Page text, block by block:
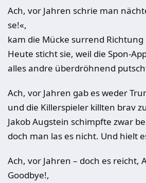
Ach, vor Jahren schrie man
se!«,
kam die Mücke surrend
Heute sticht sie, weil die Spon-
alles andre überdröhnend
Ach, vor Jahren gab es weder
und die Killerspieler killten brav
Jakob Augstein schimpfte zwar
doch man las es nicht. Und hielt
Ach, vor Jahren – doch es reicht,
Goodbye!,